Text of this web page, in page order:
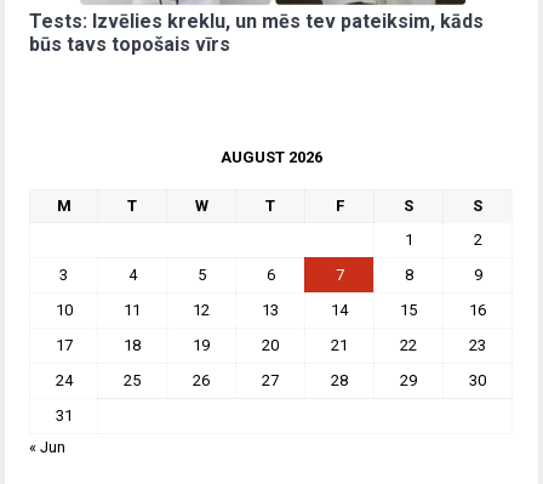
Tests: Izvēlies kreklu, un mēs tev pateiksim, kāds
būs tavs topošais vīrs
AUGUST 2026
M T W T F S
S
1
2
3
4 5 6 7 8
9
10
11 12 13 14 15
16
17
18 19 20 21 22
23
24
25 26 27 28 29
30
31
« Jun